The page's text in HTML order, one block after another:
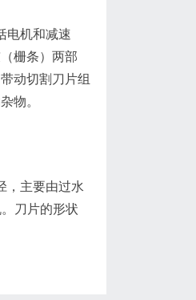
电机和减速
栅条）两部
动切割刀片组
物。
，主要由过水
刀片的形状